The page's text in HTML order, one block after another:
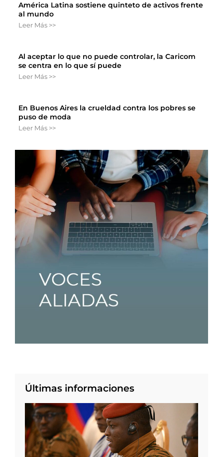
América Latina sostiene quinteto de activos frente
al mundo
Leer Más >>
Al aceptar lo que no puede controlar, la Caricom
se centra en lo que sí puede
Leer Más >>
En Buenos Aires la crueldad contra los pobres se
puso de moda
Leer Más >>
Últimas informaciones